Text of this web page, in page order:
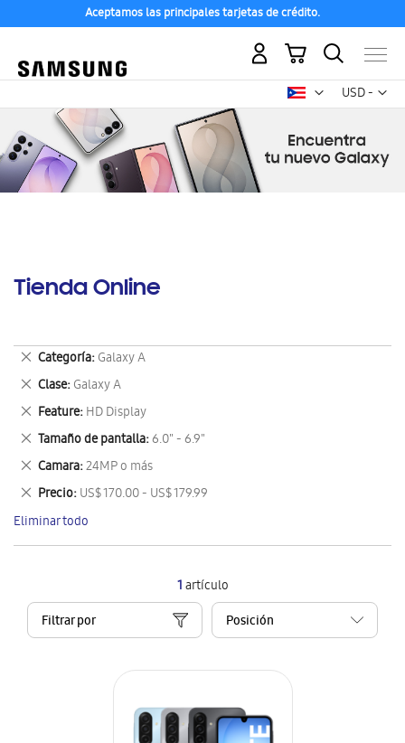
Aceptamos las principales tarjetas de crédito.
USD -
dólar
Mi carrito
Tienda Online
1artículo
Filtrar por
Categoría Galaxy A
Eliminar
este
artículo
Clase Galaxy A
Eliminar
este
artículo
Feature HD Display
Eliminar
este
artículo
Tamaño de pantalla 6.0" - 6.9"
Eliminar
este
artículo
Camara 24MP o más
Eliminar
este
artículo
Precio US$ 170.00 - US$ 179.99
Eliminar
este
artículo
Eliminar todo